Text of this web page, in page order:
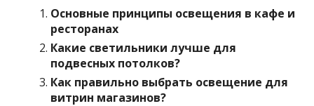
Основные принципы освещения в кафе и
ресторанах
Какие светильники лучше для
подвесных потолков?
Как правильно выбрать освещение для
витрин магазинов?